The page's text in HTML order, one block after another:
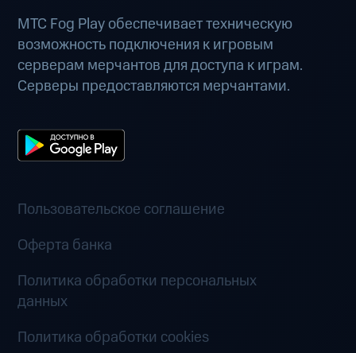
МТС Fog Play обеспечивает техническую
возможность подключения к игровым
серверам мерчантов для доступа к играм.
Серверы предоставляются мерчантами.
Пользовательское соглашение
Оферта банка
Политика обработки персональных
данных
Политика обработки cookies